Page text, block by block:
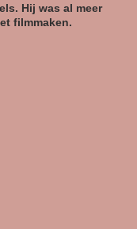
. Hij was al meer
filmmaken.